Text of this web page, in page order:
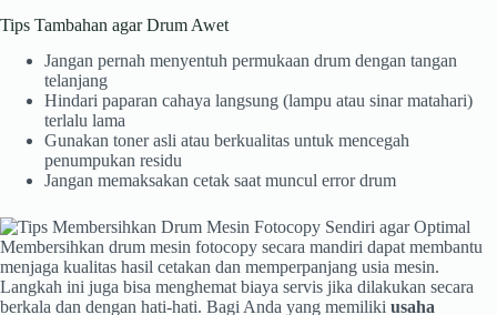
Tips Tambahan agar Drum Awet
Jangan pernah menyentuh permukaan drum dengan tangan
telanjang
Hindari paparan cahaya langsung (lampu atau sinar matahari)
terlalu lama
Gunakan toner asli atau berkualitas untuk mencegah
penumpukan residu
Jangan memaksakan cetak saat muncul error drum
Membersihkan drum mesin fotocopy secara mandiri dapat membantu
menjaga kualitas hasil cetakan dan memperpanjang usia mesin.
Langkah ini juga bisa menghemat biaya servis jika dilakukan secara
berkala dan dengan hati-hati. Bagi Anda yang memiliki usaha